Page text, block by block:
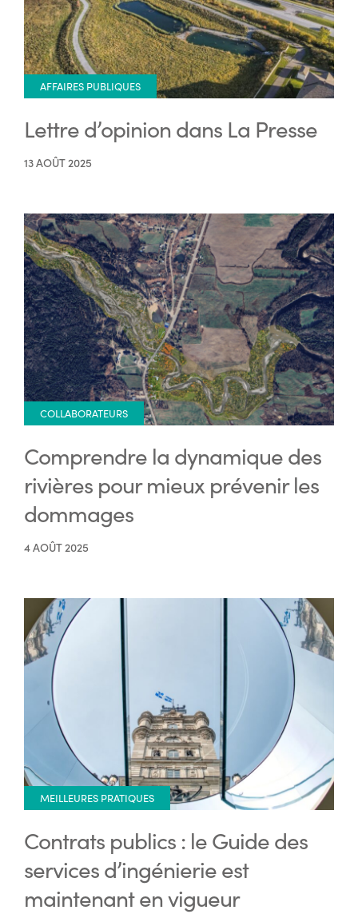
AFFAIRES PUBLIQUES
Lettre d’opinion dans La Presse
13 AOÛT 2025
COLLABORATEURS
Comprendre la dynamique des
rivières pour mieux prévenir les
dommages
4 AOÛT 2025
MEILLEURES PRATIQUES
Contrats publics : le Guide des
services d’ingénierie est
maintenant en vigueur